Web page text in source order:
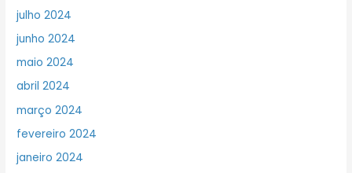
julho 2024
junho 2024
maio 2024
abril 2024
março 2024
fevereiro 2024
janeiro 2024